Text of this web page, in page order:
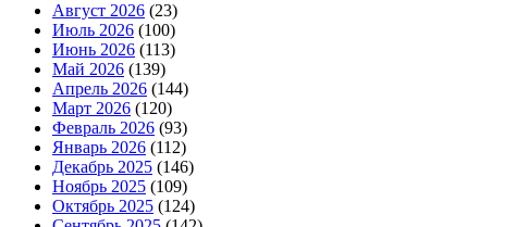
Август 2026 (23)
Июль 2026 (100)
Июнь 2026 (113)
Май 2026 (139)
Апрель 2026 (144)
Март 2026 (120)
Февраль 2026 (93)
Январь 2026 (112)
Декабрь 2025 (146)
Ноябрь 2025 (109)
Октябрь 2025 (124)